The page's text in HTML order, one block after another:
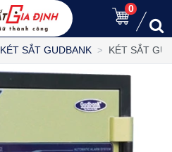
0
KÉT SẮT GUDBANK KÉT SẮT